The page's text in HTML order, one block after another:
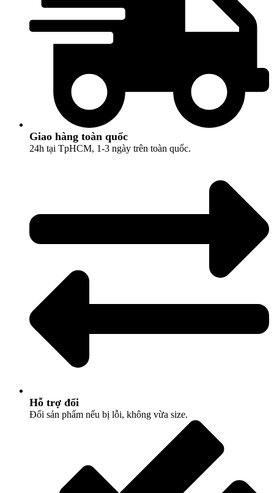
Giao hàng toàn quốc
24h tại TpHCM, 1-3 ngày trên toàn quốc.
Hỗ trợ đổi
Đổi sản phẩm nếu bị lỗi, không vừa size.